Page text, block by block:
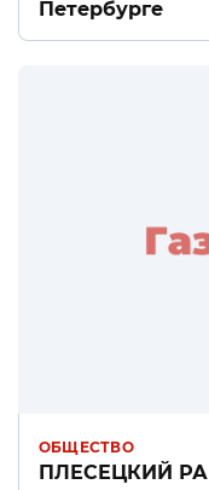
Петербурге
ОБЩЕСТВО
ПЛЕСЕЦКИЙ